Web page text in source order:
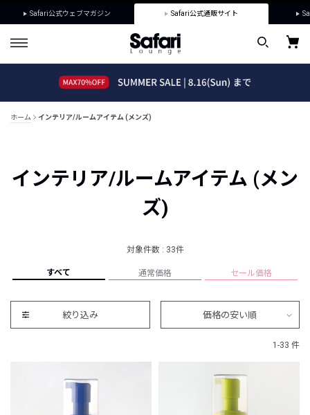
Safari公式ウェブマガジン Safari公式通販サイト
ホーム インテリア/ルームアイテム (メンズ)
インテリア/ルームアイテム (メン
ズ)
対象件数 : 33件
すべて 通常価格 セール価格
絞り込み 価格の安い順
1-33 件